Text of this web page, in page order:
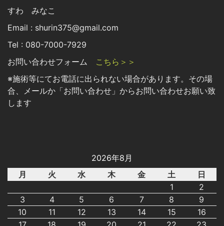
すわ みなこ
Email : shurin375@gmail.com
Tel : 080-7000-7929
お問い合わせフォーム こちら＞＞
※施術等にてお電話に出られない場合があります。その場
合、メールか「お問い合わせ」からお問い合わせお願い致
します
2026年8月
月
火 水 木 金 土
日
1
2
3
4 5 6 7 8
9
10
11 12 13 14 15
16